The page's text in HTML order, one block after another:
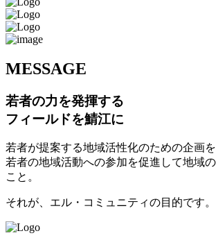
MESSAGE
若者の力を発揮する
フィールドを鯖江に
若者が提案する地域活性化のための企画を
若者の地域活動への参加を促進して地域
こと。
それが、エル・コミュニティの目的です。